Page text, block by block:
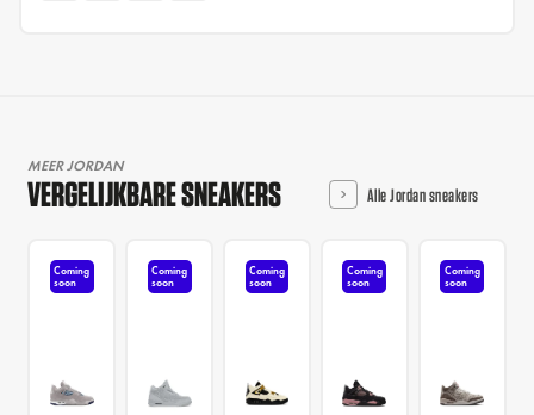
MEER JORDAN
VERGELIJKBARE SNEAKERS Alle Jordan sneakers
Coming
soon
Coming
soon
Coming
soon
Coming
soon
Coming
soon